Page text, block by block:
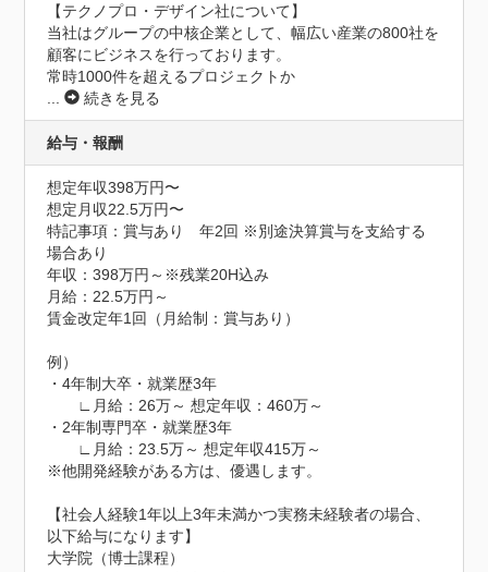
【テクノプロ・デザイン社について】
当社はグループの中核企業として、幅広い産業の800社を
顧客にビジネスを行っております。
常時1000件を超えるプロジェクトか
...
続きを見る
給与・報酬
想定年収398万円〜
想定月収22.5万円〜
特記事項：賞与あり　年2回 ※別途決算賞与を支給する
場合あり
年収：398万円～※残業20H込み
月給：22.5万円～
賃金改定年1回（月給制：賞与あり）
例）
・4年制大卒・就業歴3年
∟月給：26万～ 想定年収：460万～
・2年制専門卒・就業歴3年
∟月給：23.5万～ 想定年収415万～
※他開発経験がある方は、優遇します。
【社会人経験1年以上3年未満かつ実務未経験者の場合、
以下給与になります】
大学院（博士課程）